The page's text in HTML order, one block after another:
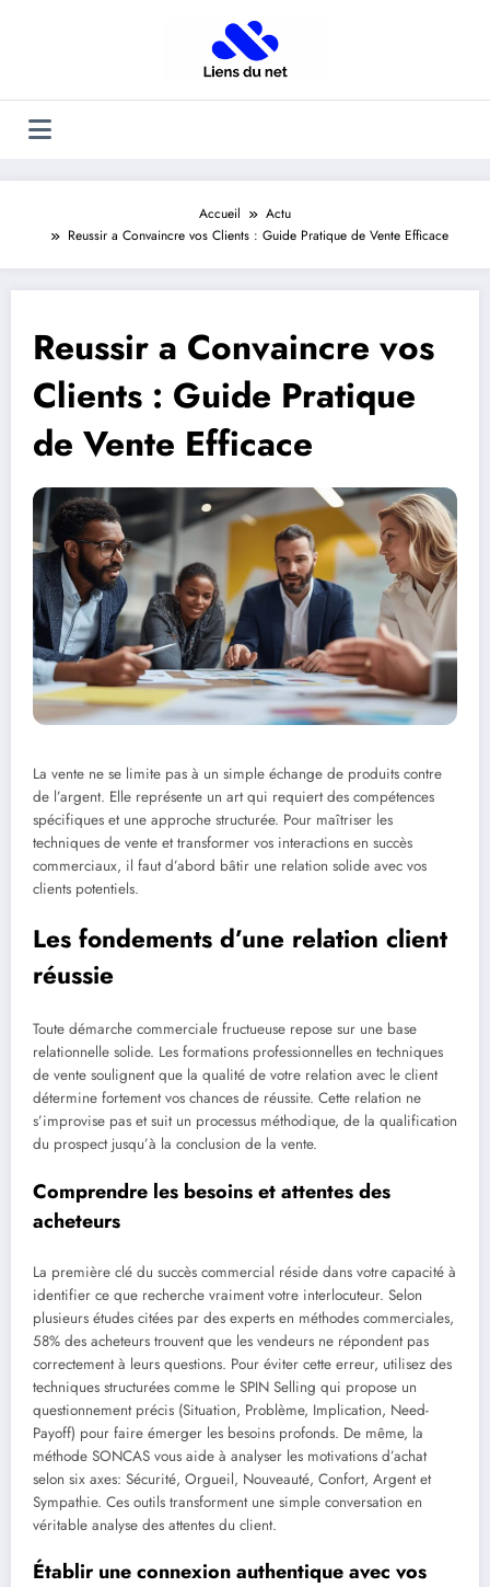
Accueil
Actu
Reussir a Convaincre vos Clients : Guide Pratique de Vente Efficace
Reussir a Convaincre vos
Clients : Guide Pratique
de Vente Efficace
La vente ne se limite pas à un simple échange de produits contre
de l’argent. Elle représente un art qui requiert des compétences
spécifiques et une approche structurée. Pour maîtriser les
techniques de vente et transformer vos interactions en succès
commerciaux, il faut d’abord bâtir une relation solide avec vos
clients potentiels.
Les fondements d’une relation client
réussie
Toute démarche commerciale fructueuse repose sur une base
relationnelle solide. Les formations professionnelles en techniques
de vente soulignent que la qualité de votre relation avec le client
détermine fortement vos chances de réussite. Cette relation ne
s’improvise pas et suit un processus méthodique, de la qualification
du prospect jusqu’à la conclusion de la vente.
Comprendre les besoins et attentes des
acheteurs
La première clé du succès commercial réside dans votre capacité à
identifier ce que recherche vraiment votre interlocuteur. Selon
plusieurs études citées par des experts en méthodes commerciales,
58% des acheteurs trouvent que les vendeurs ne répondent pas
correctement à leurs questions. Pour éviter cette erreur, utilisez des
techniques structurées comme le SPIN Selling qui propose un
questionnement précis (Situation, Problème, Implication, Need-
Payoff) pour faire émerger les besoins profonds. De même, la
méthode SONCAS vous aide à analyser les motivations d’achat
selon six axes: Sécurité, Orgueil, Nouveauté, Confort, Argent et
Sympathie. Ces outils transforment une simple conversation en
véritable analyse des attentes du client.
Établir une connexion authentique avec vos